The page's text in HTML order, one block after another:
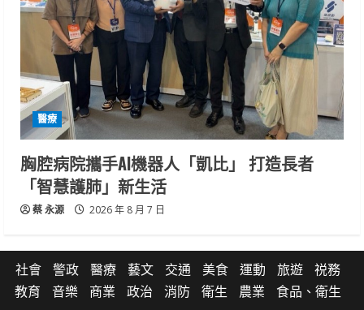
醫療
胸腔病院攜手AI機器人「凱比」 打造長者
「智慧護肺」新生活
蔡 永源 2026 年 8 月 7 日
社會 警政 醫療 藝文 交通 美食 運動 旅遊
祱務
教育
音樂 商業 政治 消防 衛生 農業 食品、衛生